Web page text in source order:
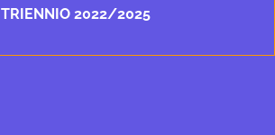
TRIENNIO 2022/2025